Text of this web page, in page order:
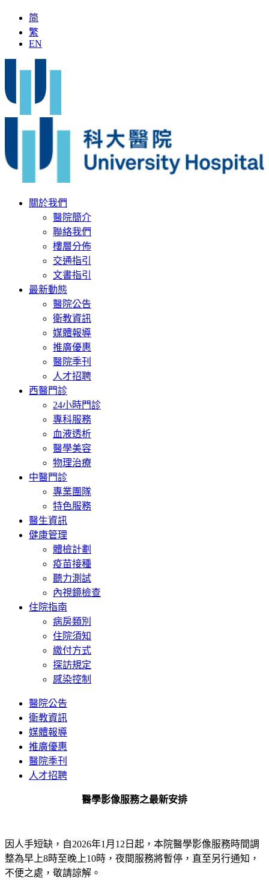
简
繁
EN
關於我們
醫院簡介
聯絡我們
樓層分佈
交通指引
文書指引
最新動態
醫院公告
衛教資訊
媒體報導
推廣優惠
醫院季刊
人才招聘
西醫門診
24小時門診
專科服務
血液透析
醫學美容
物理治療
中醫門診
專業團隊
特色服務
醫生資訊
健康管理
體檢計劃
疫苗接種
聽力測試
內視鏡檢查
住院指南
病房類別
住院須知
繳付方式
探訪規定
感染控制
醫院公告
衛教資訊
媒體報導
推廣優惠
醫院季刊
人才招聘
醫學影像服務之最新安排
因人手短缺，自2026年1月12日起，本院醫學影像服務時間調
整為早上8時至晚上10時，夜間服務將暫停，直至另行通知，
不便之處，敬請諒解。